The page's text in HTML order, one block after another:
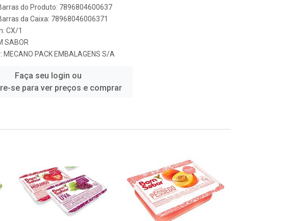
do Produto: 7896804600637
da Caixa: 78968046006371
CX/1
SABOR
MECANO PACK EMBALAGENS S/A
Faça seu login ou
se para ver preços e comprar